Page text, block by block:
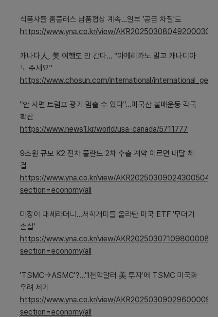
식품사들 홈플러스 납품협상 계속…일부 '공급 차질'도
https://www.yna.co.kr/view/AKR20250308049200030
캐나다人, 美 여행도 안 간다… "아메리카노 말고 캐나디아
노 주세요"
https://www.chosun.com/international/
"안 사면 트럼프 광기 멈출 수 있다"…미국산 불매운동 각국
확산
https://www.news1.kr/world/usa-canada/5711777
9조원 규모 K2 전차 폴란드 2차 수출 계약 이르면 내달 체
결
https://www.yna.co.kr/view/AKR20250309024300504?
section=economy/all
미장이 대세라더니…서학개미들 올라탄 미국 ETF '무더기
손실'
https://www.yna.co.kr/view/AKR20250307109800008?
section=economy/all
'TSMC→ASMC'?…'1천억달러 美 투자'에 TSMC 미국화
우려 제기
https://www.yna.co.kr/view/AKR20250309029600009?
section=economy/all